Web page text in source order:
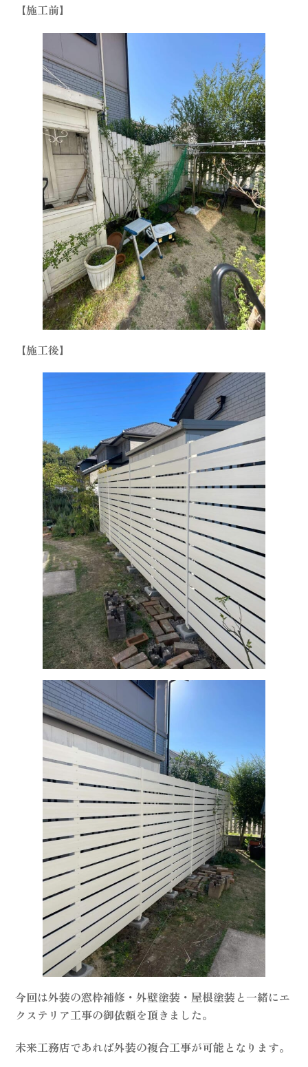
【施工前】
【施工後】
今回は外装の窓枠補修・外壁塗装・屋根塗装と一緒にエ
クステリア工事の御依頼を頂きました。
未来工務店であれば外装の複合工事が可能となります。